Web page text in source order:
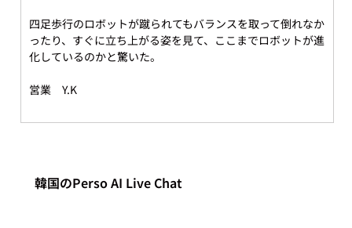
四足歩行のロボットが蹴られてもバランスを取って倒れなか
ったり、すぐに立ち上がる姿を見て、ここまでロボットが進
化しているのかと驚いた。
営業　Y.K
韓国のPerso AI Live Chat